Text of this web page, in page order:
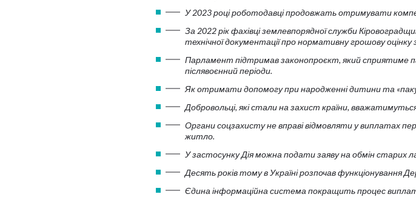
У 2023 році роботодавці продовжать отримувати
За 2022 рік фахівці землевпорядної служби
технічної документації про нормативну грошову оцінку
Парламент підтримав законопроєкт, який сприятиме
післявоєнний періоди.
Як отримати допомогу при народженні дитини та
Добровольці, які стали на захист країни,
Органи соцзахисту не вправі відмовляти у виплатах
житло.
У застосунку Дія можна подати заяву на обмін старих
Десять років тому в Україні розпочав функціонування
Єдина інформаційна система покращить процес